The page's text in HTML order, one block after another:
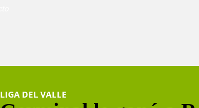
LIGA DEL VALLE